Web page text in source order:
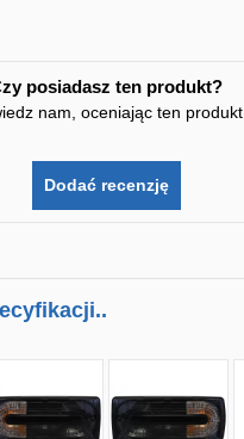
posiadasz ten produkt?
nam, oceniając ten produkt
Dodać recenzję